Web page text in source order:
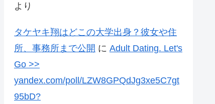
より
タケヤキ翔はどこの大学出身？彼女や住
所、事務所まで公開 に Adult Dating. Let's
Go >>
yandex.com/poll/LZW8GPQdJg3xe5C7gt
95bD?